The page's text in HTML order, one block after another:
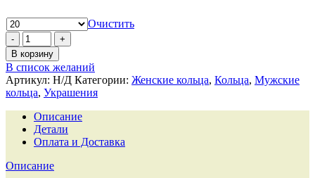
Очистить
В корзину
В список желаний
Артикул: Н/Д Категории: Женские кольца, Кольца, Мужские
кольца, Украшения
Описание
Детали
Оплата и Доставка
Описание